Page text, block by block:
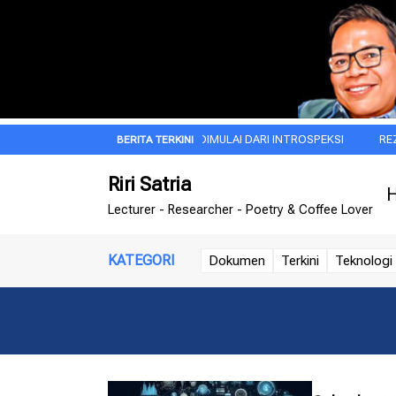
JIWA BESAR ITU DIMULAI DARI INTROSPEKSI REZA ARAP,
Riri Satria
Lecturer - Researcher - Poetry & Coffee Lover
KATEGORI Dokumen Terkini